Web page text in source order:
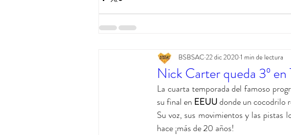
Nick Carter queda 3º
BSBSAC22 dic 2020 1 min de lectura
La cuarta temporada del famoso
su final en EEUU donde un cocodrilo
Su voz, sus movimientos y las pistas
hace ¡más de 20 años!